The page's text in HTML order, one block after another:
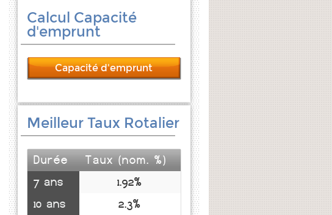
Calcul Capacité
d'emprunt
Capacité d'emprunt
Meilleur Taux Rotalier
Durée
Taux (nom. %)
7 ans
1.92%
10 ans
2.3%